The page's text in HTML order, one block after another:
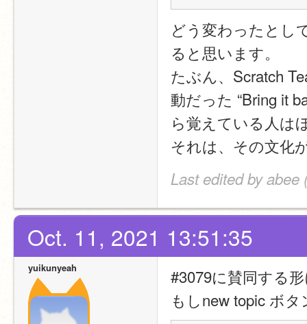
どう変わったとし
ると思います。
たぶん、Scratch
動だった “Bring it
ら覚えている人は
それは、その文化
Last edited by abee
Oct. 11, 2021 13:51:35
yuikunyeah
#3079に賛同する
もしnew topic ボ